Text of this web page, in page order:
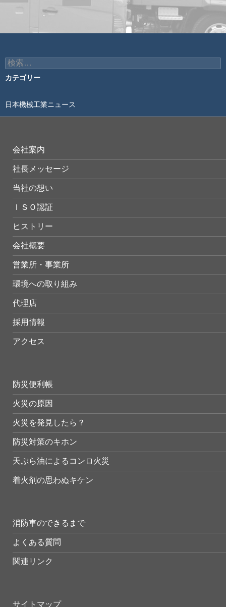
検
索:
カテゴリー
日本機械工業ニュース
会社案内
社長メッセージ
当社の想い
ＩＳＯ認証
ヒストリー
会社概要
営業所・事業所
環境への取り組み
代理店
採用情報
アクセス
防災便利帳
火災の原因
火災を発見したら？
防災対策のキホン
天ぷら油によるコンロ火災
着火剤の思わぬキケン
消防車のできるまで
よくある質問
関連リンク
サイトマップ